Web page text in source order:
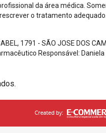
da área médica.
o tratamento adequado.
1791 - SÃO JOSE DOS
Responsável: